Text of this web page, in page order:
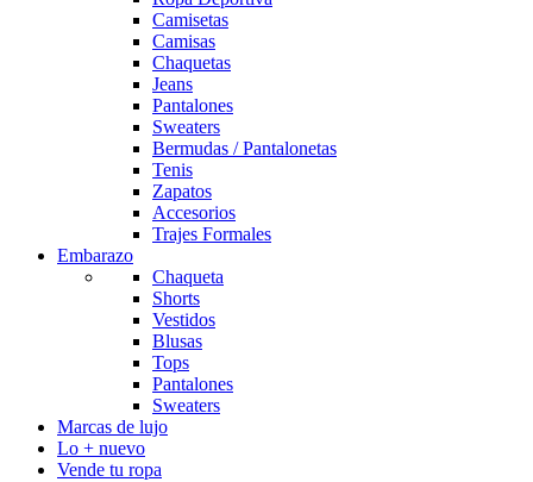
Camisetas
Camisas
Chaquetas
Jeans
Pantalones
Sweaters
Bermudas / Pantalonetas
Tenis
Zapatos
Accesorios
Trajes Formales
Embarazo
Chaqueta
Shorts
Vestidos
Blusas
Tops
Pantalones
Sweaters
Marcas de lujo
Lo + nuevo
Vende tu ropa